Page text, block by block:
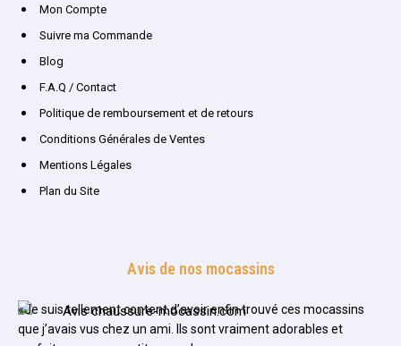
Mon Compte
Suivre ma Commande
Blog
F.A.Q / Contact
Politique de remboursement et de retours
Conditions Générales de Ventes
Mentions Légales
Plan du Site
Avis de nos mocassins
«Je suis tellement content d’avoir enfin trouvé ces mocassins
que j’avais vus chez un ami. Ils sont vraiment adorables et